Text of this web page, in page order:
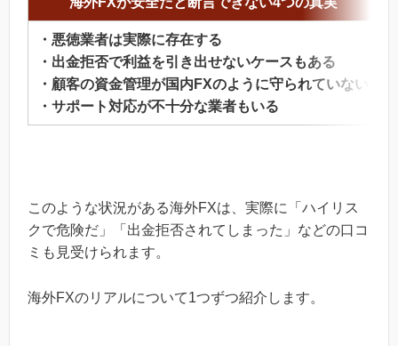
・悪徳業者は実際に存在する
・出金拒否で利益を引き出せないケースもある
・顧客の資金管理が国内FXのように守られていない
・サポート対応が不十分な業者もいる
このような状況がある海外FXは、実際に「ハイリス
クで危険だ」「出金拒否されてしまった」などの口コ
ミも見受けられます。
海外FXのリアルについて1つずつ紹介します。